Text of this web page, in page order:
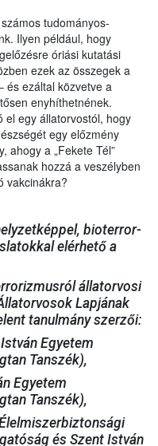
tudományos-
Ilyen például, hogy
óriási kutatási
ezek az összegek a
és ezáltal közvetve a
enyhíthetnének.
el egy állatorvostól, hogy
egy előzmény
ahogy a „Fekete Tél”
hozzá a veszélyben
vakcinákra?
bioterror-
elérhető a
állatorvosi
Lapjának
tanulmány szerzői:
Egyetem
Tanszék),
Egyetem
Tanszék),
és Szent István